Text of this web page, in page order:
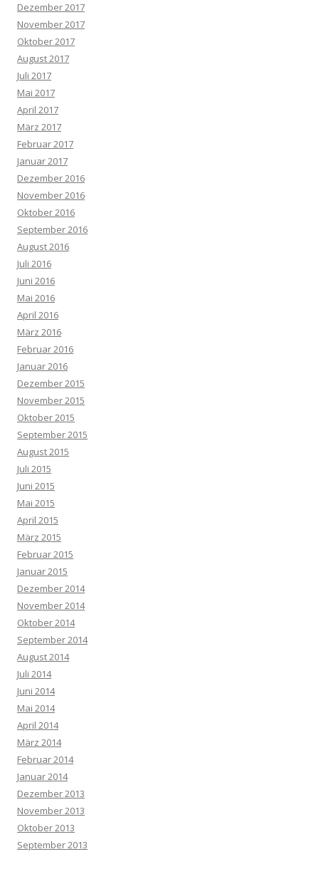
Dezember 2017
November 2017
Oktober 2017
August 2017
Juli 2017
Mai 2017
April 2017
März 2017
Februar 2017
Januar 2017
Dezember 2016
November 2016
Oktober 2016
September 2016
August 2016
Juli 2016
Juni 2016
Mai 2016
April 2016
März 2016
Februar 2016
Januar 2016
Dezember 2015
November 2015
Oktober 2015
September 2015
August 2015
Juli 2015
Juni 2015
Mai 2015
April 2015
März 2015
Februar 2015
Januar 2015
Dezember 2014
November 2014
Oktober 2014
September 2014
August 2014
Juli 2014
Juni 2014
Mai 2014
April 2014
März 2014
Februar 2014
Januar 2014
Dezember 2013
November 2013
Oktober 2013
September 2013